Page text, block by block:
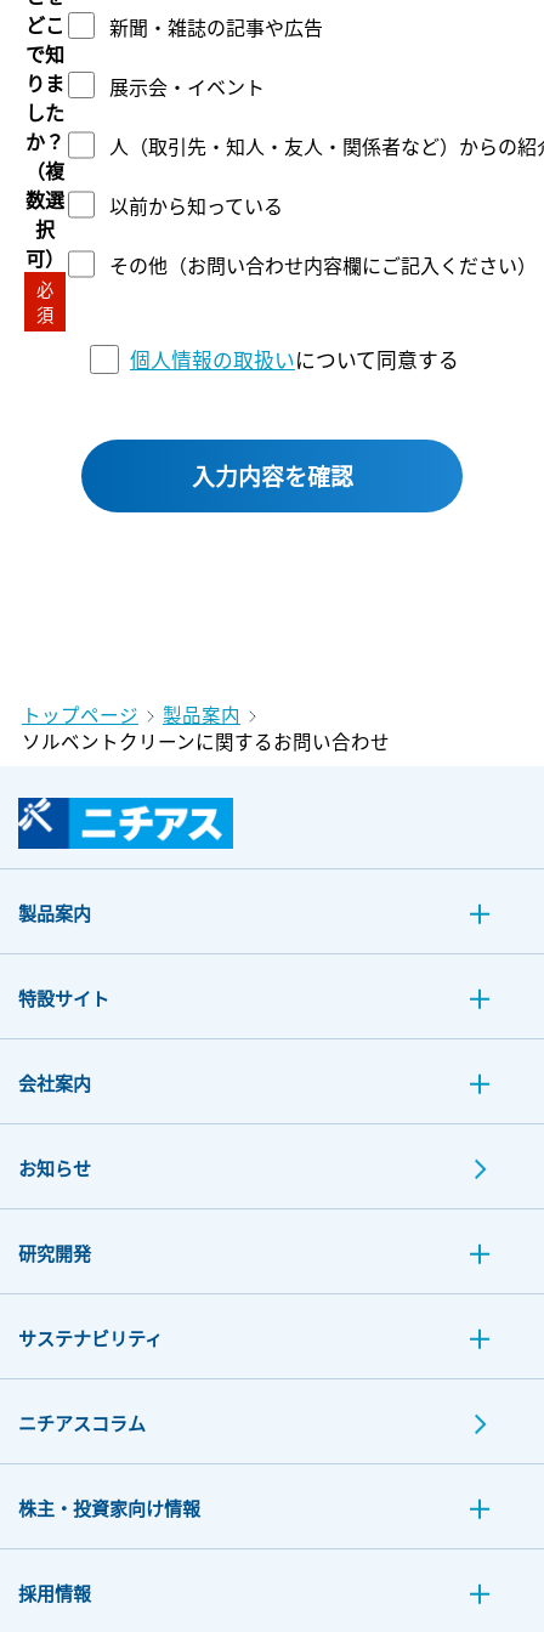
どこ
で知
りま
した
か？
（複
数選
択
可）
必
須
新聞・雑誌の記事や広告
展示会・イベント
人（取引先・知人・友人・関係者など）からの紹
以前から知っている
その他（お問い合わせ内容欄にご記入ください）
個人情報の取扱いについて同意する
トップページ
製品案内
ソルベントクリーンに関するお問い合わせ
製品案内
特設サイト
会社案内
お知らせ
研究開発
サステナビリティ
ニチアスコラム
株主・投資家向け情報
採用情報